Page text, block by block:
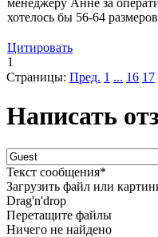
хотелось бы 56-64
Цитировать
1
Страницы: Пред. 1 ... 16 17
Написать
Текст сообщения*
Загрузить файл или
Drag'n'drop
Перетащите файлы
Ничего не найдено